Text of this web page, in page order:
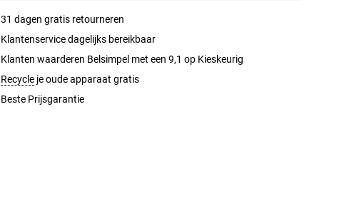
31 dagen gratis retourneren
Klantenservice dagelijks bereikbaar
Klanten waarderen Belsimpel met een 9,1 op Kieskeurig
Recycleje oude apparaat gratis
Beste Prijsgarantie